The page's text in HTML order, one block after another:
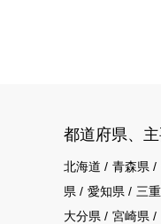
都道府県、
北海道 青森県
県
愛知県 三
大分県
宮崎県